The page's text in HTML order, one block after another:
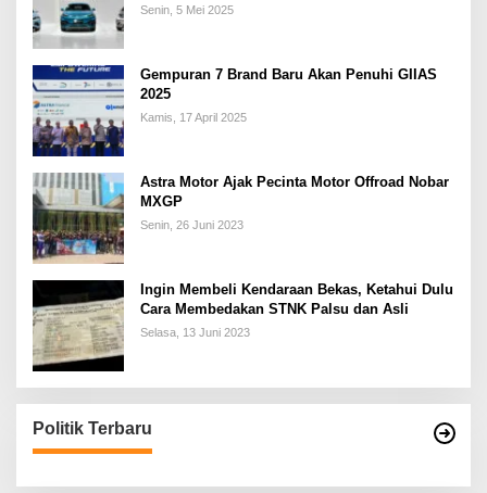
Senin, 5 Mei 2025
Gempuran 7 Brand Baru Akan Penuhi GIIAS
2025
Kamis, 17 April 2025
Astra Motor Ajak Pecinta Motor Offroad Nobar
MXGP
Senin, 26 Juni 2023
Ingin Membeli Kendaraan Bekas, Ketahui Dulu
Cara Membedakan STNK Palsu dan Asli
Selasa, 13 Juni 2023
Politik Terbaru